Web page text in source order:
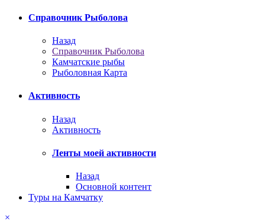
Справочник Рыболова
Назад
Справочник Рыболова
Камчатские рыбы
Рыболовная Карта
Активность
Назад
Активность
Ленты моей активности
Назад
Основной контент
Туры на Камчатку
×